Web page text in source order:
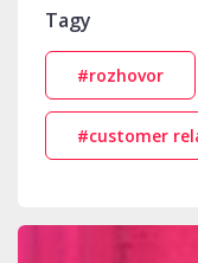
Tagy
#rozhovor
#customer